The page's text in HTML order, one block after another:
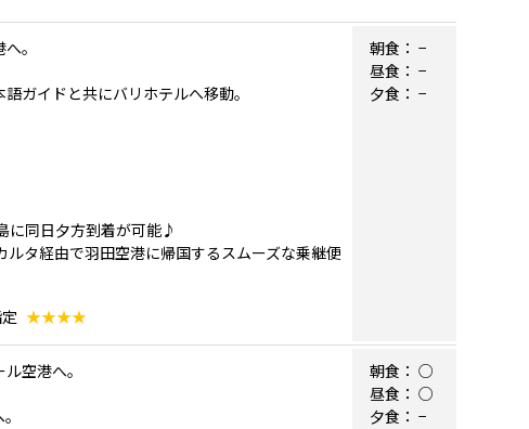
。
ガイドと共にバリホテルへ移動。
に同日夕方到着が可能♪
タ経由で羽田空港に帰国するスムーズな乗継便
★★★★
朝食： −
昼食： −
夕食： −
空港へ。 朝食： ○
昼食： ○
夕食： −